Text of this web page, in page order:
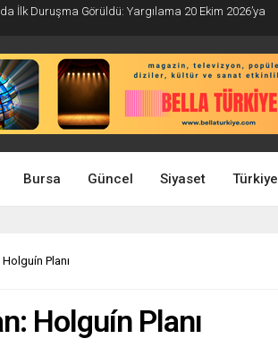
İlk Duruşma Görüldü: Yargılama 20 Ekim 2026’ya
Bursa Güncel Siyaset Türkiye
Holguín Planı
Holguín Planı